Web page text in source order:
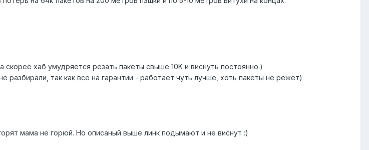
хаб умудряется резать пакеты свыше 10K и виснуть постоянно.)
разбирали, так как все на гарантии - работает чуть лучше, хоть пакеты не режет)
мама не горюй. Но описаный выше линк подымают и не виснут :)